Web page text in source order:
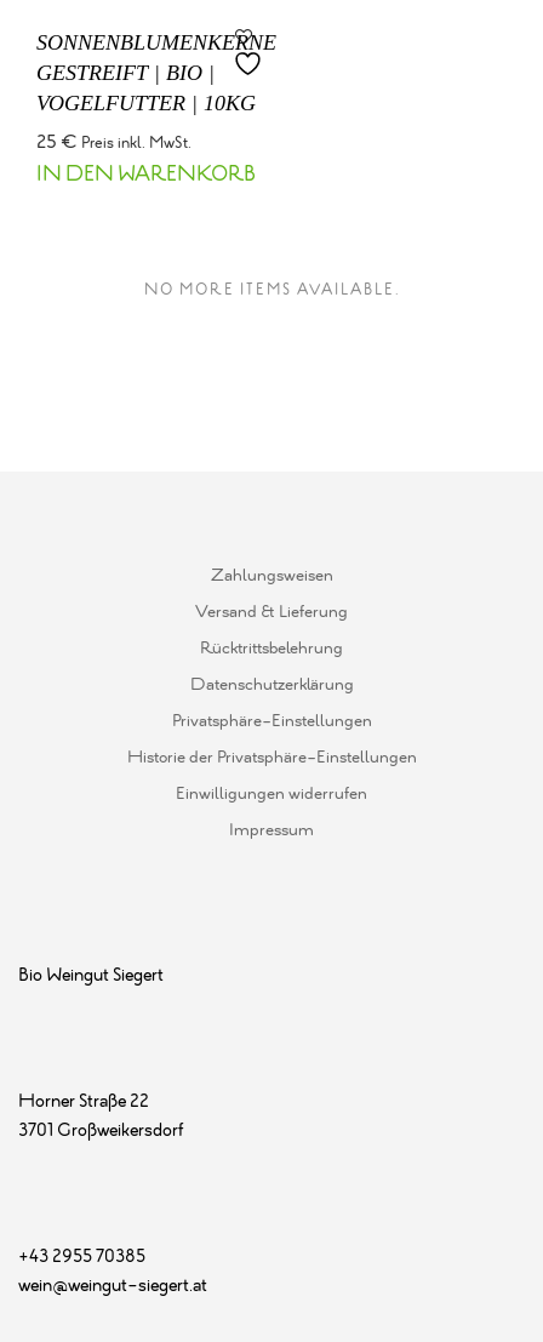
SONNENBLUMENKERNE
GESTREIFT | BIO |
VOGELFUTTER | 10KG
25 € Preis inkl. MwSt.
IN DEN WARENKORB
NO MORE ITEMS AVAILABLE.
Zahlungsweisen
Versand & Lieferung
Rücktrittsbelehrung
Datenschutzerklärung
Privatsphäre-Einstellungen
Historie der Privatsphäre-Einstellungen
Einwilligungen widerrufen
Impressum
Bio Weingut Siegert
Horner Straße 22
3701 Großweikersdorf
+43 2955 70385
wein@weingut-siegert.at